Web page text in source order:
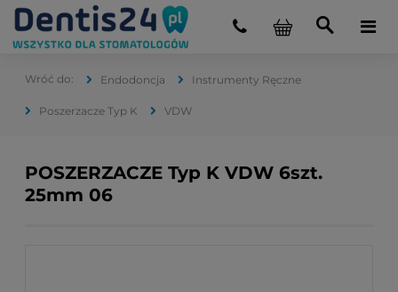
Endodoncja Instrumenty Ręczne
Poszerzacze Typ K VDW
POSZERZACZE Typ K VDW 6szt.
25mm 06